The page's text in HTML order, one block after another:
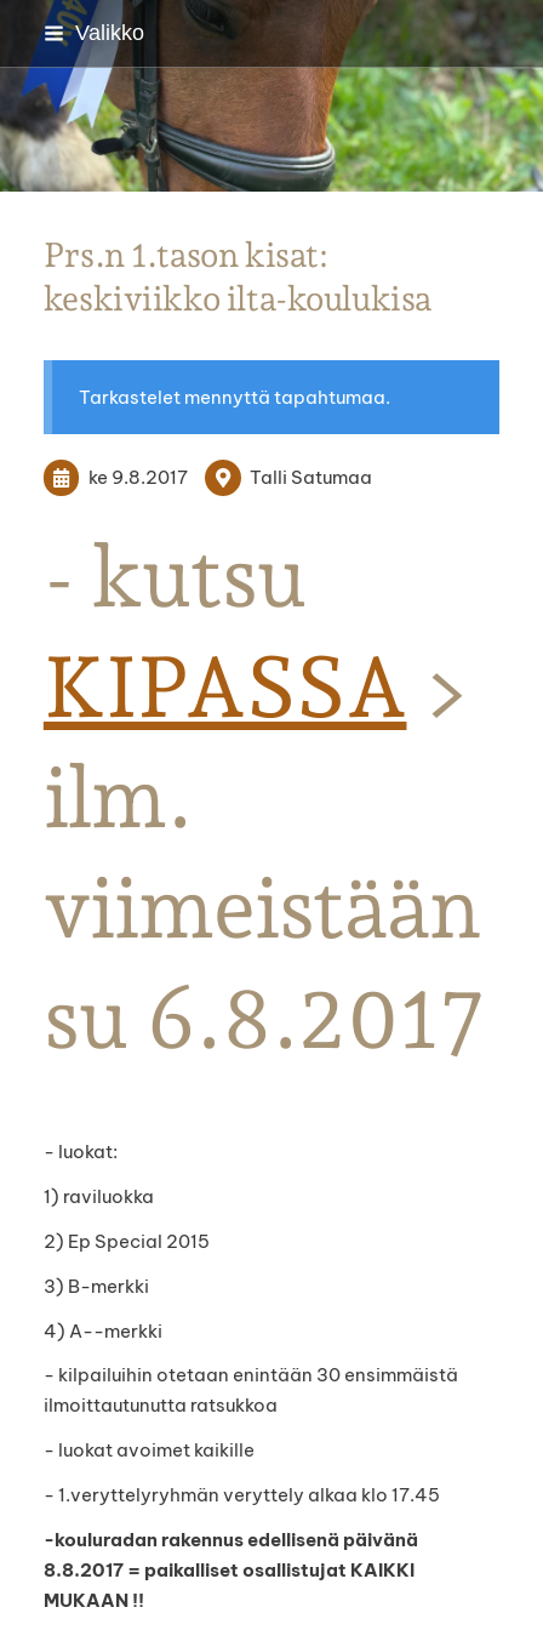
Siirry
sivun
sisältöön
Valikko
Parkanon Ratsastajat
Prs.n 1.tason kisat:
keskiviikko ilta-koulukisa
Tarkastelet mennyttä tapahtumaa.
ke 9.8.2017 Talli Satumaa
- kutsu
KIPASSA >
ilm.
viimeistään
su 6.8.2017
- luokat:
1) raviluokka
2) Ep Special 2015
3) B-merkki
4) A--merkki
- kilpailuihin otetaan enintään 30 ensimmäistä
ilmoittautunutta ratsukkoa
- luokat avoimet kaikille
- 1.veryttelyryhmän veryttely alkaa klo 17.45
-kouluradan rakennus edellisenä päivänä
8.8.2017 = paikalliset osallistujat KAIKKI
MUKAAN !!